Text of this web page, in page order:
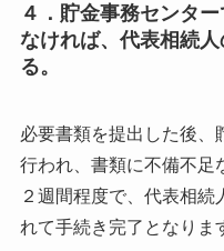
４．貯金事務センタ
なければ、代表相続
る。
必要書類を提出した後、
行われ、 書類に不備不足
２週間程度で、 代表相続
れて手続き完了となりま